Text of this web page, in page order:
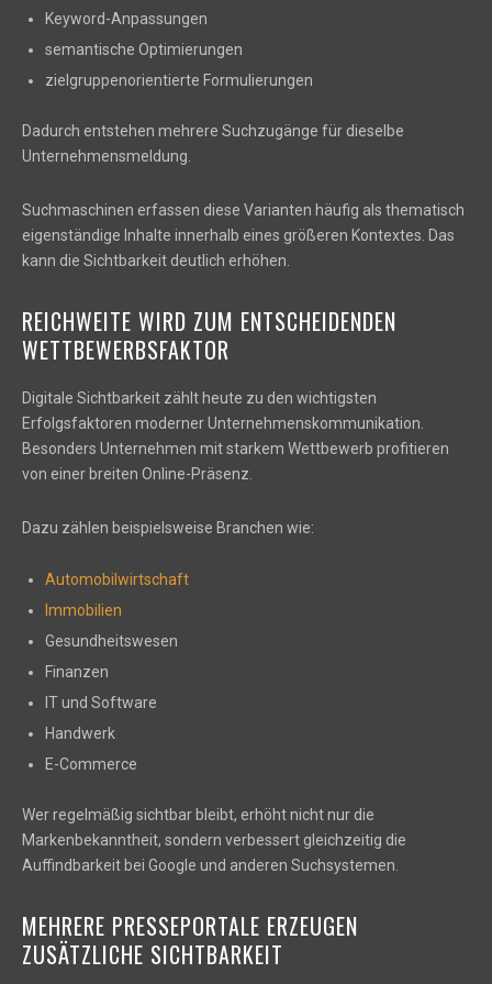
Keyword-Anpassungen
semantische Optimierungen
zielgruppenorientierte Formulierungen
Dadurch entstehen mehrere Suchzugänge für dieselbe
Unternehmensmeldung.
Suchmaschinen erfassen diese Varianten häufig als thematisch
eigenständige Inhalte innerhalb eines größeren Kontextes. Das
kann die Sichtbarkeit deutlich erhöhen.
REICHWEITE WIRD ZUM ENTSCHEIDENDEN
WETTBEWERBSFAKTOR
Digitale Sichtbarkeit zählt heute zu den wichtigsten
Erfolgsfaktoren moderner Unternehmenskommunikation.
Besonders Unternehmen mit starkem Wettbewerb profitieren
von einer breiten Online-Präsenz.
Dazu zählen beispielsweise Branchen wie:
Automobilwirtschaft
Immobilien
Gesundheitswesen
Finanzen
IT und Software
Handwerk
E-Commerce
Wer regelmäßig sichtbar bleibt, erhöht nicht nur die
Markenbekanntheit, sondern verbessert gleichzeitig die
Auffindbarkeit bei Google und anderen Suchsystemen.
MEHRERE PRESSEPORTALE ERZEUGEN
ZUSÄTZLICHE SICHTBARKEIT